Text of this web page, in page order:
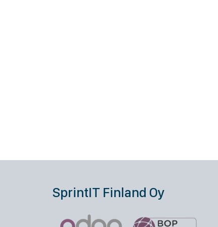
SprintIT Finland Oy